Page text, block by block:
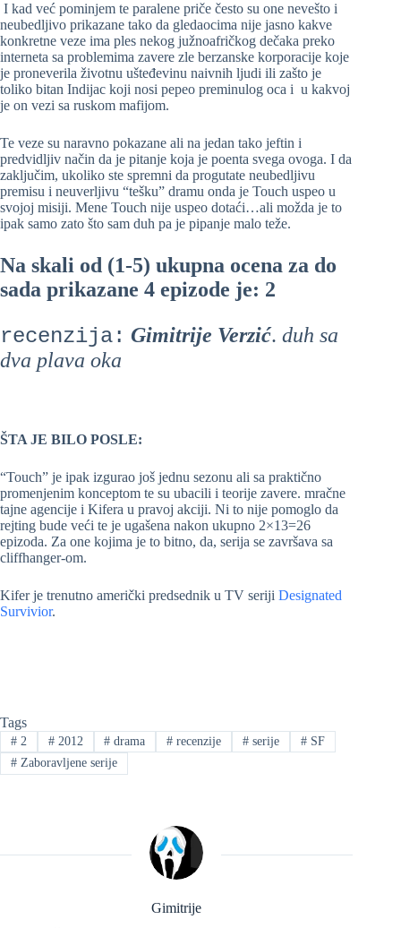
I kad već pominjem te paralene priče često su one nevešto i
neubedljivo prikazane tako da gledaocima nije jasno kakve
konkretne veze ima ples nekog južnoafričkog dečaka preko
interneta sa problemima zavere zle berzanske korporacije koje
je proneverila životnu ušteđevinu naivnih ljudi ili zašto je
toliko bitan Indijac koji nosi pepeo preminulog oca i u kakvoj
je on vezi sa ruskom mafijom.
Te veze su naravno pokazane ali na jedan tako jeftin i
predvidljiv način da je pitanje koja je poenta svega ovoga. I da
zaključim, ukoliko ste spremni da progutate neubedljivu
premisu i neuverljivu “tešku” dramu onda je Touch uspeo u
svojoj misiji. Mene Touch nije uspeo dotaći…ali možda je to
ipak samo zato što sam duh pa je pipanje malo teže.
Na skali od (1-5) ukupna ocena za do
sada prikazane 4 epizode je: 2
recenzija: Gimitrije Verzić. duh sa
dva plava oka
ŠTA JE BILO POSLE:
“Touch” je ipak izgurao još jednu sezonu ali sa praktično
promenjenim konceptom te su ubacili i teorije zavere. mračne
tajne agencije i Kifera u pravoj akciji. Ni to nije pomoglo da
rejting bude veći te je ugašena nakon ukupno 2×13=26
epizoda. Za one kojima je to bitno, da, serija se završava sa
cliffhanger-om.
Kifer je trenutno američki predsednik u TV seriji Designated
Survivior.
Tags
#2 #2012 # drama # recenzije # serije #SF
#Zaboravljene serije
Gimitrije